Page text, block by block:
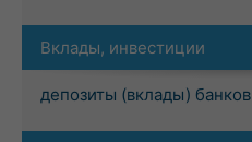
Вклады, инвестиции
депозиты (вклады) банков